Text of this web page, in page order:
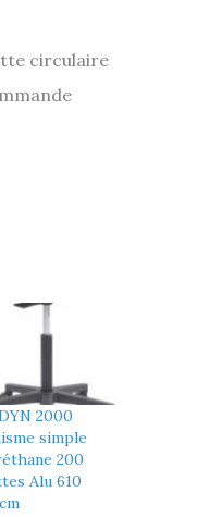
circulaire
2000
simple
200
Alu 610